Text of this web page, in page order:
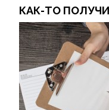
КАК-ТО